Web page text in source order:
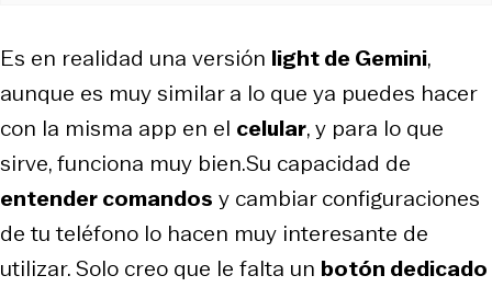
Es en realidad una versión light de Gemini,
aunque es muy similar a lo que ya puedes hacer
con la misma app en el celular, y para lo que
sirve, funciona muy bien.Su capacidad de
entender comandos y cambiar configuraciones
de tu teléfono lo hacen muy interesante de
utilizar. Solo creo que le falta un botón dedicado